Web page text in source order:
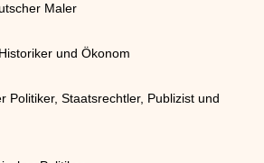
Maler
und Ökonom
Politiker, Staatsrechtler, Publizist und